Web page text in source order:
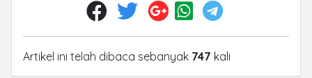
Artikel ini telah dibaca sebanyak 747 kali